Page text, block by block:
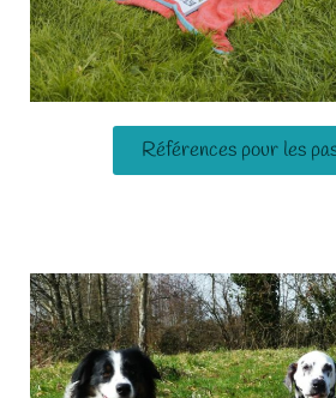
Références pour les